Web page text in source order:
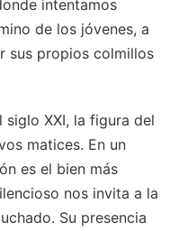
intentamos
de los jóvenes, a
sus propios colmillos
siglo XXI, la figura del
matices. En un
es el bien más
nos invita a la
Su presencia